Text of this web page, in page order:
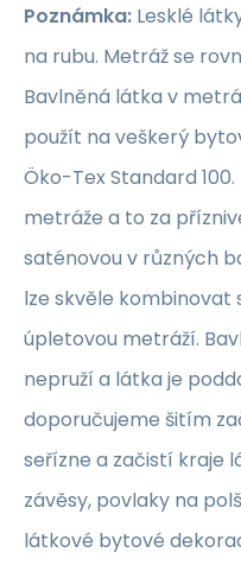
Poznámka: Lesklé
na rubu. Metráž se
Bavlněná látka v
použít na veškerý
Öko-Tex Standard
metráže a to za
saténovou v různých
lze skvěle kombinovat
úpletovou metráží.
nepruží a látka je
doporučujeme šitím
seřízne a začistí kraje
závěsy, povlaky na
látkové bytové